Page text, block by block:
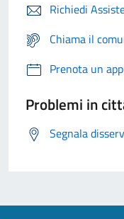
Richiedi
Chiama il
Prenota un
Problemi in
Segnala